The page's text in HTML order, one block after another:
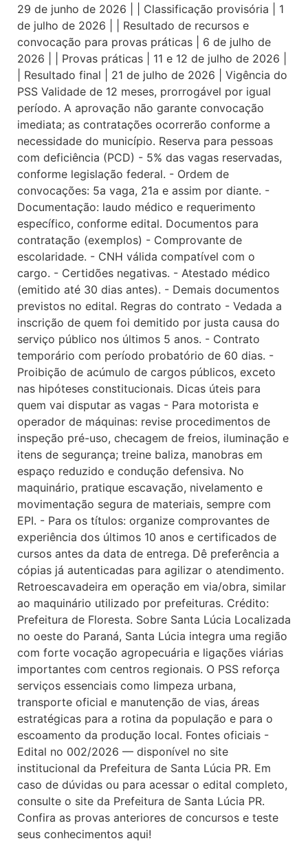
29 de junho de 2026 | | Classificação provisória | 1
de julho de 2026 | | Resultado de recursos e
convocação para provas práticas | 6 de julho de
2026 | | Provas práticas | 11 e 12 de julho de 2026 |
| Resultado final | 21 de julho de 2026 | Vigência do
PSS Validade de 12 meses, prorrogável por igual
período. A aprovação não garante convocação
imediata; as contratações ocorrerão conforme a
necessidade do município. Reserva para pessoas
com deficiência (PCD) - 5% das vagas reservadas,
conforme legislação federal. - Ordem de
convocações: 5a vaga, 21a e assim por diante. -
Documentação: laudo médico e requerimento
específico, conforme edital. Documentos para
contratação (exemplos) - Comprovante de
escolaridade. - CNH válida compatível com o
cargo. - Certidões negativas. - Atestado médico
(emitido até 30 dias antes). - Demais documentos
previstos no edital. Regras do contrato - Vedada a
inscrição de quem foi demitido por justa causa do
serviço público nos últimos 5 anos. - Contrato
temporário com período probatório de 60 dias. -
Proibição de acúmulo de cargos públicos, exceto
nas hipóteses constitucionais. Dicas úteis para
quem vai disputar as vagas - Para motorista e
operador de máquinas: revise procedimentos de
inspeção pré-uso, checagem de freios, iluminação e
itens de segurança; treine baliza, manobras em
espaço reduzido e condução defensiva. No
maquinário, pratique escavação, nivelamento e
movimentação segura de materiais, sempre com
EPI. - Para os títulos: organize comprovantes de
experiência dos últimos 10 anos e certificados de
cursos antes da data de entrega. Dê preferência a
cópias já autenticadas para agilizar o atendimento.
Retroescavadeira em operação em via/obra, similar
ao maquinário utilizado por prefeituras. Crédito:
Prefeitura de Floresta. Sobre Santa Lúcia Localizada
no oeste do Paraná, Santa Lúcia integra uma região
com forte vocação agropecuária e ligações viárias
importantes com centros regionais. O PSS reforça
serviços essenciais como limpeza urbana,
transporte oficial e manutenção de vias, áreas
estratégicas para a rotina da população e para o
escoamento da produção local. Fontes oficiais -
Edital no 002/2026 — disponível no site
institucional da Prefeitura de Santa Lúcia PR. Em
caso de dúvidas ou para acessar o edital completo,
consulte o site da Prefeitura de Santa Lúcia PR.
Confira as provas anteriores de concursos e teste
seus conhecimentos aqui!